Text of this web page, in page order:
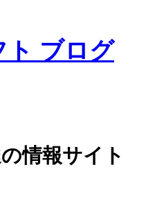
ト ブログ
情報サイト